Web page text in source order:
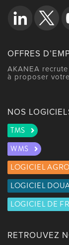
OFFRES
AKANEA
à proposer
NOS
TMS
WMS
LOGICIEL
LOGICIEL
LOGICIEL DE
RETROUVEZ